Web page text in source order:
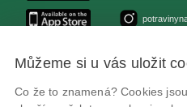
© Státní zemědělská a potravinářská
ID datové schránky: avraiqg
Můžeme si u vás uložit
Co že to znamená? Cookies